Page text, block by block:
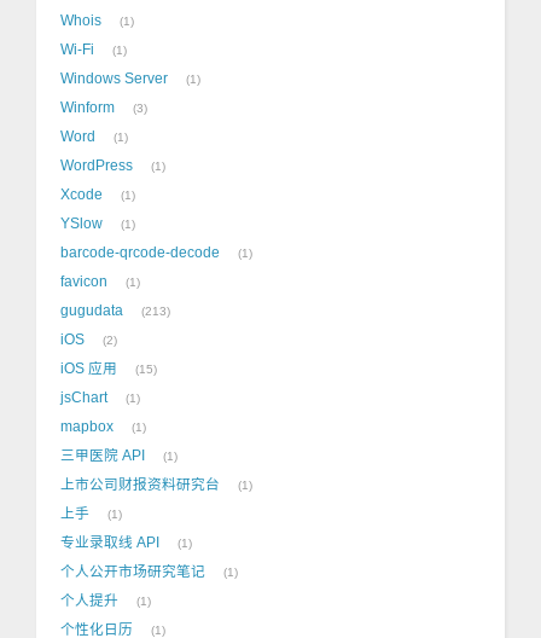
Whois 1
Wi-Fi 1
Windows Server 1
Winform 3
Word 1
WordPress 1
Xcode 1
YSlow 1
barcode-qrcode-decode 1
favicon 1
gugudata 213
iOS 2
iOS 应用 15
jsChart 1
mapbox 1
三甲医院 API 1
上市公司财报资料研究台 1
上手 1
专业录取线 API 1
个人公开市场研究笔记 1
个人提升 1
个性化日历 1